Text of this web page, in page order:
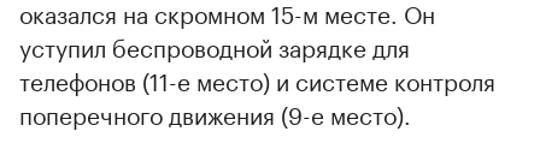
оказался на скромном 15-м месте. Он
уступил беспроводной зарядке для
телефонов (11-е место) и системе контроля
поперечного движения (9-е место).